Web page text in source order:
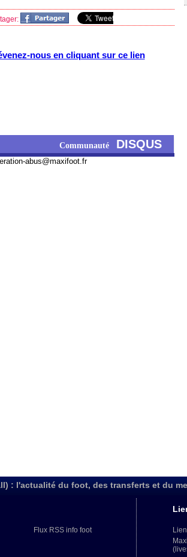
nous en cliquant sur ce lien
Communauté DISQUS
abus@maxifoot.fr
: l'actualité du foot, des transferts et du
Flux RSS info foot